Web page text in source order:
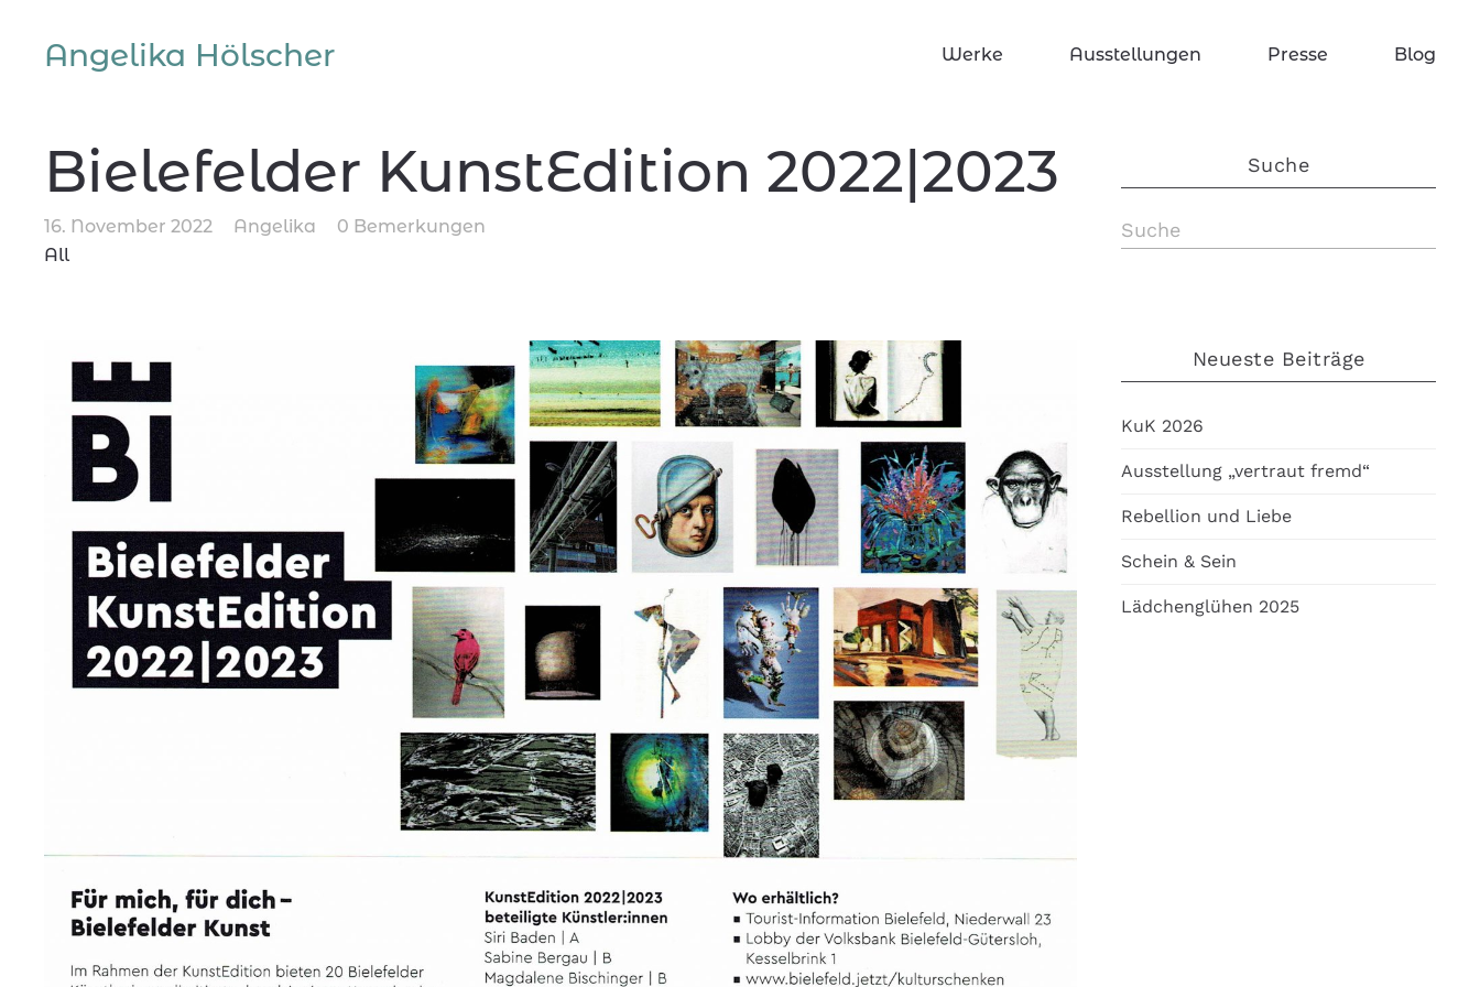
Angelika Hölscher Werke Ausstellungen Presse Blog
Bielefelder KunstEdition 2022|2023
16. November 2022 Angelika
0 Bemerkungen
All
Suche
Neueste Beiträge
KuK 2026
Ausstellung „vertraut fremd“
Rebellion und Liebe
Schein & Sein
Lädchenglühen 2025